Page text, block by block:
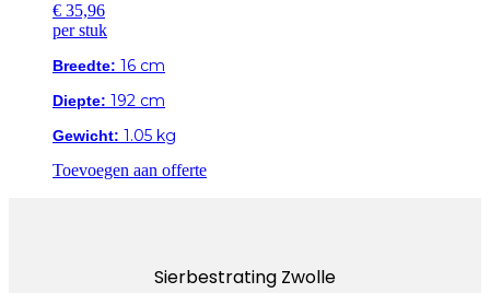
€ 35,96
per stuk
Breedte: 16 cm
Diepte: 192 cm
Gewicht: 1.05 kg
Toevoegen aan offerte
Sierbestrating Zwolle